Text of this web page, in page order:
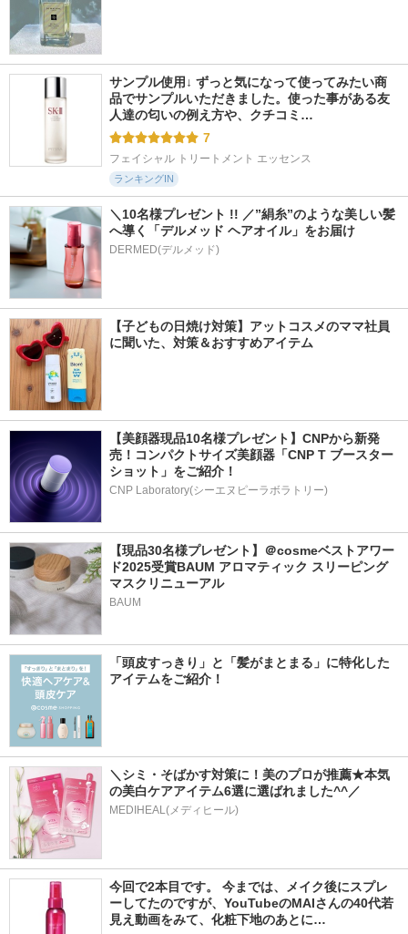
サンプル使用↓ ずっと気になって使ってみたい商
品でサンプルいただきました。使った事がある友
人達の匂いの例え方や、クチコミ…
7
フェイシャル トリートメント エッセンス
ランキングIN
＼10名様プレゼント !! ／”絹糸”のような美しい髪
へ導く「デルメッド ヘアオイル」をお届け
DERMED(デルメッド)
【子どもの日焼け対策】アットコスメのママ社員
に聞いた、対策＆おすすめアイテム
【美顔器現品10名様プレゼント】CNPから新発
売！コンパクトサイズ美顔器「CNP T ブースター
ショット」をご紹介！
CNP Laboratory(シーエヌピーラボラトリー)
【現品30名様プレゼント】＠cosmeベストアワー
ド2025受賞BAUM アロマティック スリーピング
マスクリニューアル
BAUM
「頭皮すっきり」と「髪がまとまる」に特化した
アイテムをご紹介！
＼シミ・そばかす対策に！美のプロが推薦★本気
の美白ケアアイテム6選に選ばれました^^／
MEDIHEAL(メディヒール)
今回で2本目です。 今までは、メイク後にスプレ
ーしてたのですが、YouTubeのMAIさんの40代若
見え動画をみて、化粧下地のあとに…